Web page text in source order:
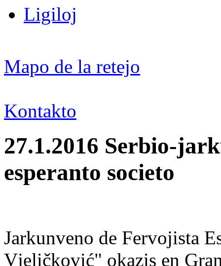
Ligiloj
Mapo de la retejo
Kontakto
27.1.2016 Serbio-
esperanto societo
Jarkunveno de Fervojista
Vjeličković" okazis en